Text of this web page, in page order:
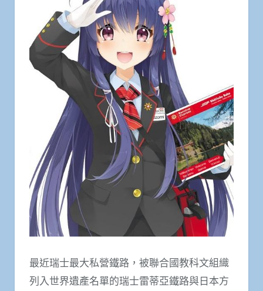
最近瑞士最大私營鐵路，被聯合國教科文組織
列入世界遺產名單的瑞士雷蒂亞鐵路與日本方